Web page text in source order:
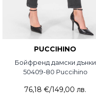
PUCCIHINO
Бойфренд дамски дънки
50409-80 Puccihino
76,18 €/149,00 лв.